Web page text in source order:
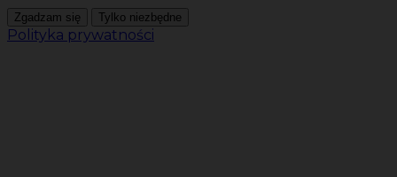
Zgadzam się Tylko niezbędne
Polityka prywatności